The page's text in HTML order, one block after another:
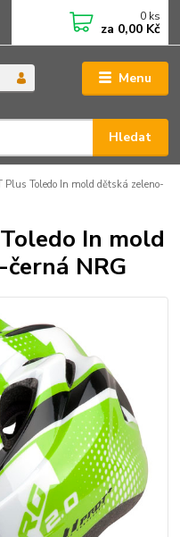
Menu
Hledat
0 ks
za 0,00 Kč
Plus Toledo In mold dětská zeleno-
In mold
NRG